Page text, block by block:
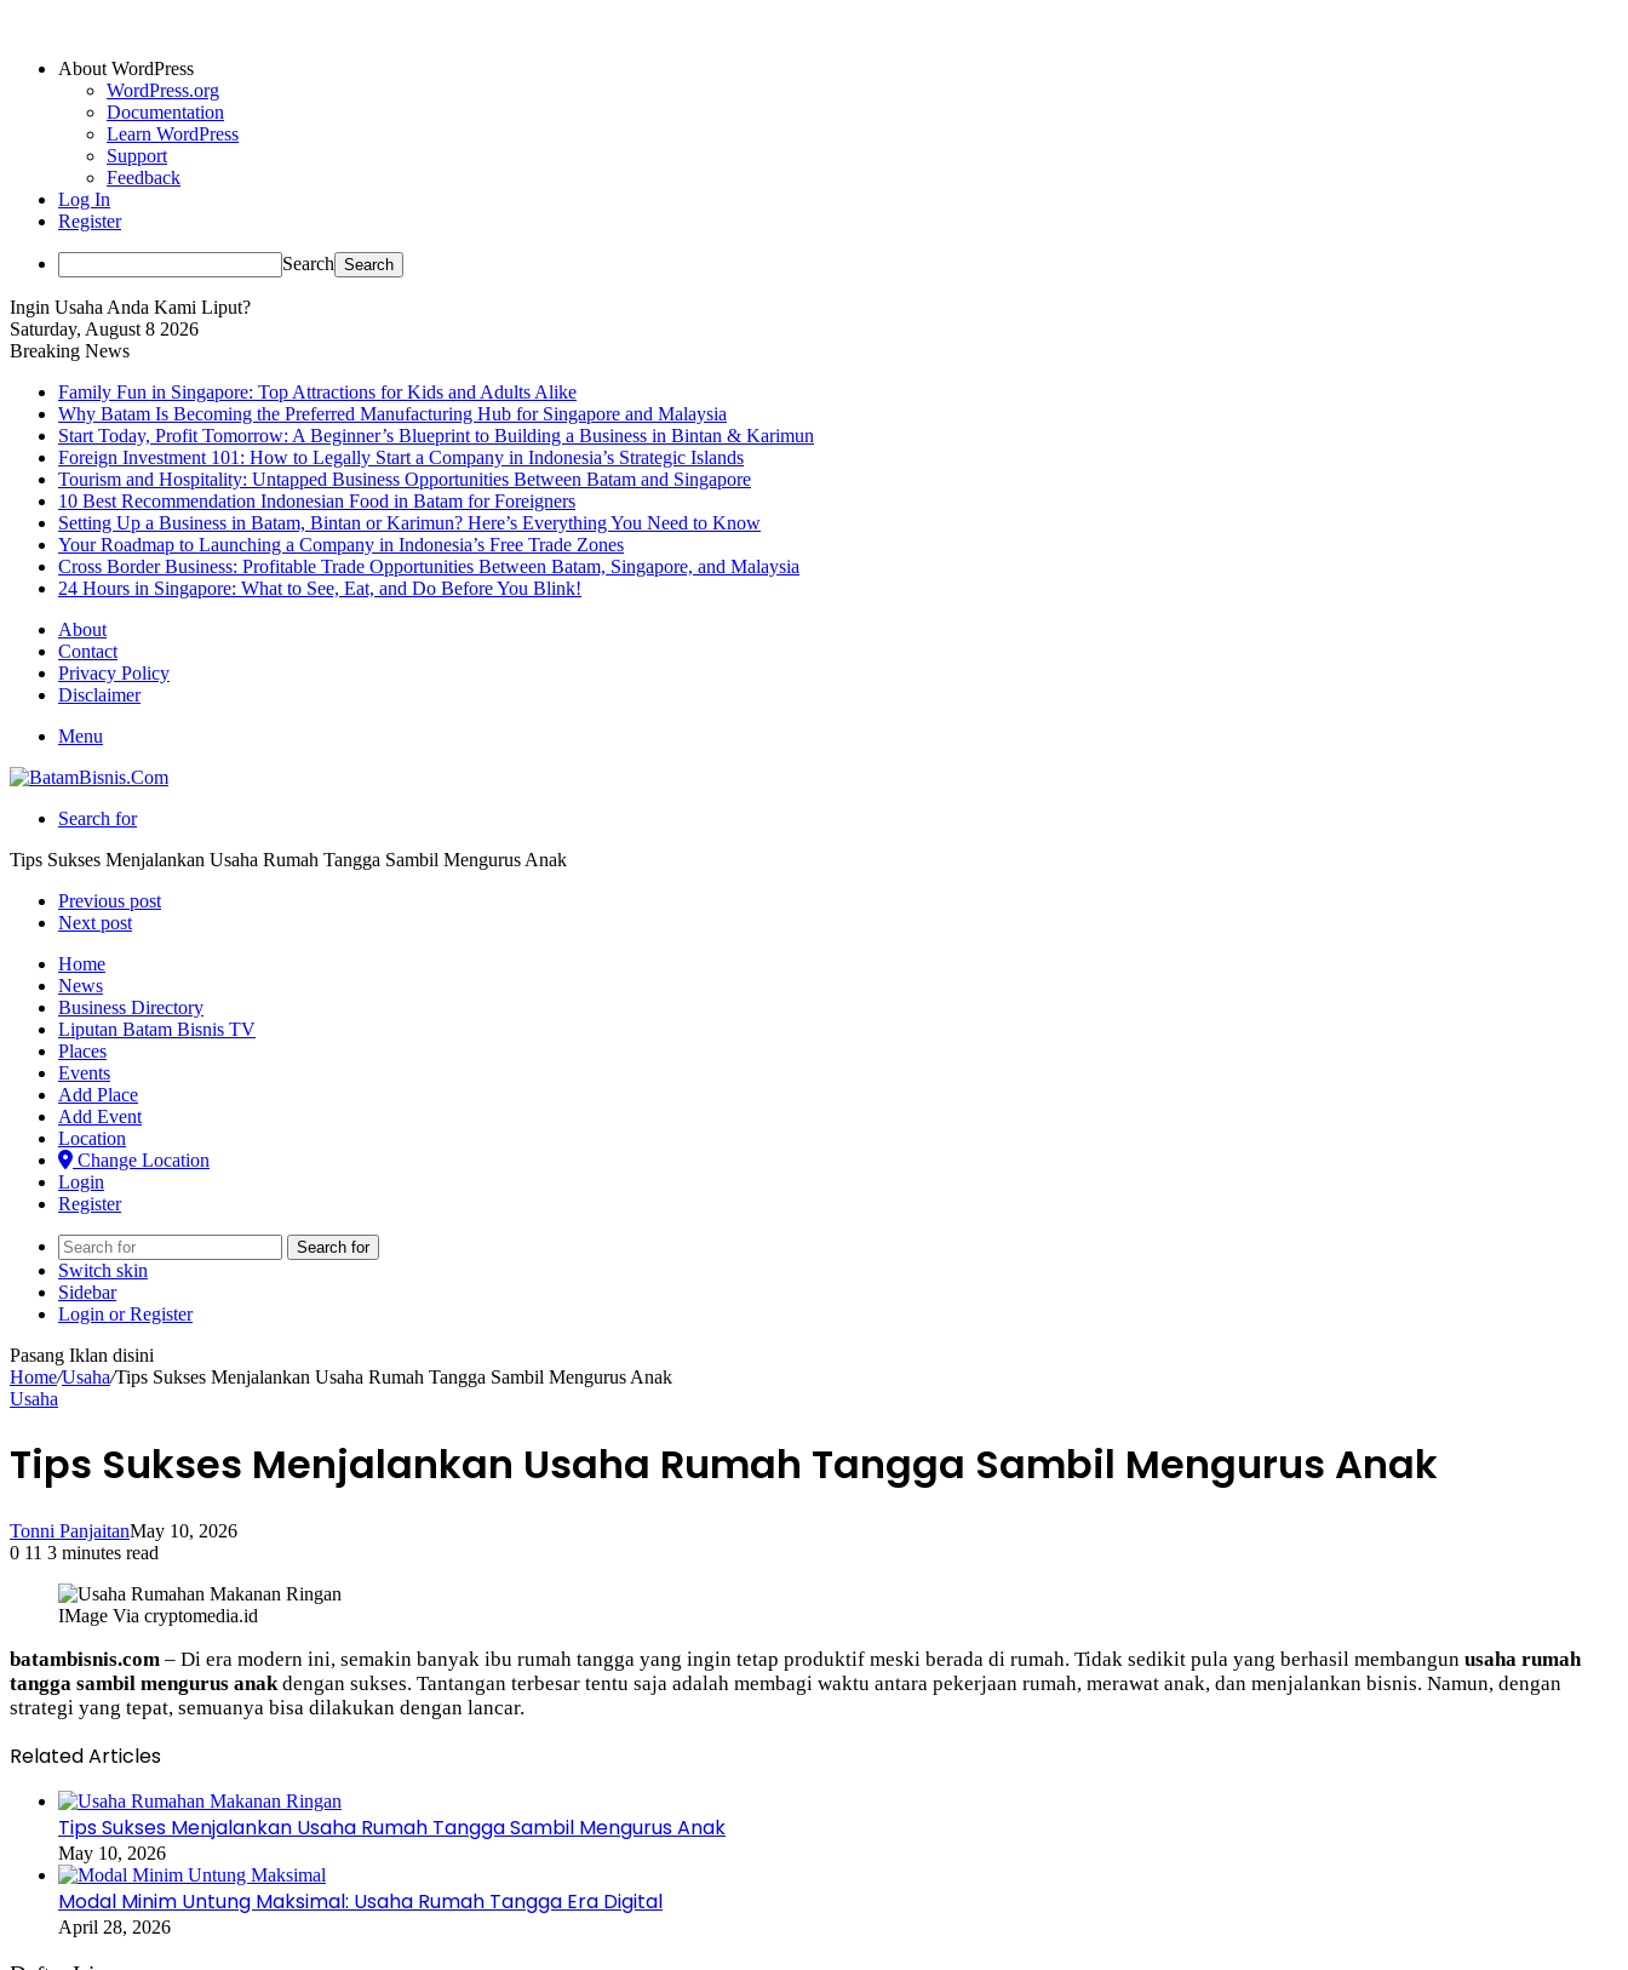
About WordPress
WordPress.org
Documentation
Learn WordPress
Support
Feedback
Log In
Register
Search
Ingin Usaha Anda Kami Liput?
Saturday, August 8 2026
Breaking News
Family Fun in Singapore: Top Attractions for Kids and Adults Alike
Why Batam Is Becoming the Preferred Manufacturing Hub for Singapore and Malaysia
Start Today, Profit Tomorrow: A Beginner’s Blueprint to Building a Business in Bintan & Karimun
Foreign Investment 101: How to Legally Start a Company in Indonesia’s Strategic Islands
Tourism and Hospitality: Untapped Business Opportunities Between Batam and Singapore
10 Best Recommendation Indonesian Food in Batam for Foreigners
Setting Up a Business in Batam, Bintan or Karimun? Here’s Everything You Need to Know
Your Roadmap to Launching a Company in Indonesia’s Free Trade Zones
Cross Border Business: Profitable Trade Opportunities Between Batam, Singapore, and Malaysia
24 Hours in Singapore: What to See, Eat, and Do Before You Blink!
About
Contact
Privacy Policy
Disclaimer
Menu
Search for
Tips Sukses Menjalankan Usaha Rumah Tangga Sambil Mengurus Anak
Previous post
Next post
Home
News
Business Directory
Liputan Batam Bisnis TV
Places
Events
Add Place
Add Event
Location
Change Location
Login
Register
Search for
Switch skin
Sidebar
Login or Register
Pasang Iklan disini
Home/Usaha/Tips Sukses Menjalankan Usaha Rumah Tangga Sambil Mengurus Anak
Usaha
Tips Sukses Menjalankan Usaha Rumah Tangga Sambil Mengurus Anak
Tonni PanjaitanMay 10, 2026
0 11 3 minutes read
IMage Via cryptomedia.id
batambisnis.com – Di era modern ini, semakin banyak ibu rumah tangga yang ingin tetap produktif meski berada di rumah. Tidak sedikit pula yang berhasil membangun usaha rumah
tangga sambil mengurus anakdengan sukses. Tantangan terbesar tentu saja adalah membagi waktu antara pekerjaan rumah, merawat anak, dan menjalankan bisnis. Namun, dengan
strategi yang tepat, semuanya bisa dilakukan dengan lancar.
Related Articles
Tips Sukses Menjalankan Usaha Rumah Tangga Sambil Mengurus Anak
May 10, 2026
Modal Minim Untung Maksimal: Usaha Rumah Tangga Era Digital
April 28, 2026